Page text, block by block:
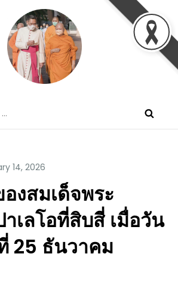
พระพรแก่พวกท่านท้งหลายเทอญ
งสมเด็จพระ
เลโอที่สิบสี่ เมื่อวัน
25 ธันวาคม